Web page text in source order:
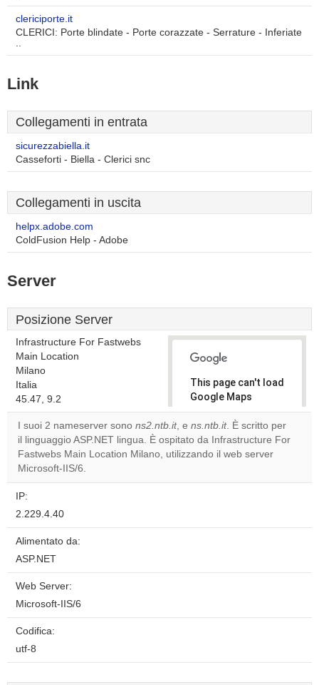
clericiporte.it
CLERICI: Porte blindate - Porte corazzate - Serrature - Inferiate
..
Link
Collegamenti in entrata
sicurezzabiella.it
Casseforti - Biella - Clerici snc
Collegamenti in uscita
helpx.adobe.com
ColdFusion Help - Adobe
Server
Posizione Server
Infrastructure For Fastwebs
Main Location
Milano
Italia
45.47, 9.2
This page can't load
Google Maps
correctly.
Do you
own this
OK
I suoi 2 nameserver sono ns2.ntb.it, e ns.ntb.it. È scritto per
il linguaggio ASP.NET lingua. È ospitato da Infrastructure For
Fastwebs Main Location Milano, utilizzando il web server
Microsoft-IIS/6.
IP:
2.229.4.40
Alimentato da:
ASP.NET
Web Server:
Microsoft-IIS/6
Codifica:
utf-8